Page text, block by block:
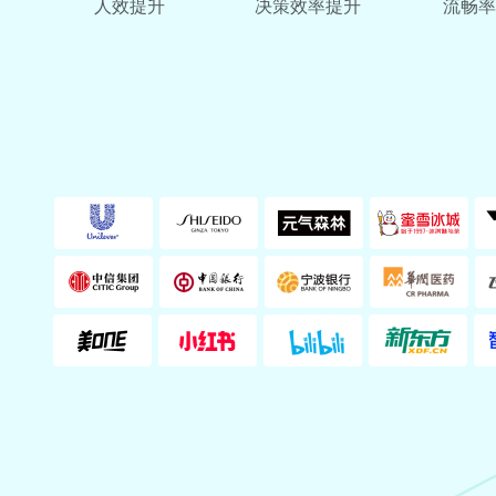
人效提升 决策效率提升 流畅